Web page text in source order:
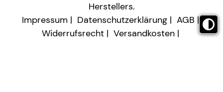
Herstellers.
Impressum
Datenschutzerklärung
AGB
Widerrufsrecht
Versandkosten